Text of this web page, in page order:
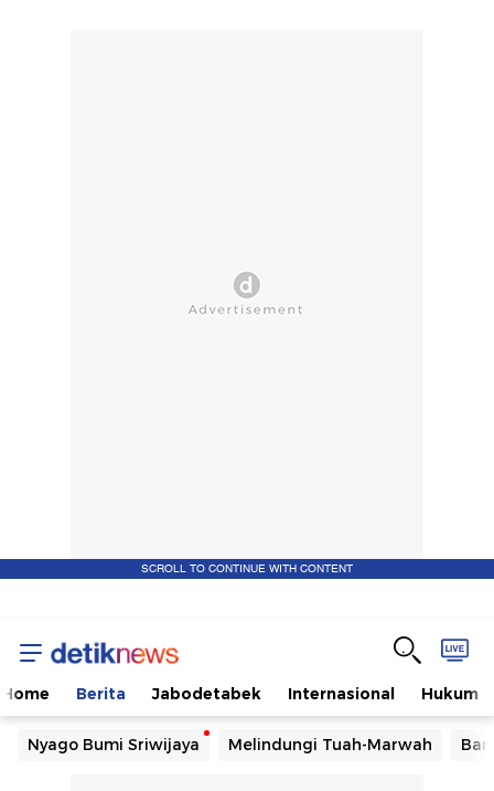
SCROLL TO CONTINUE WITH CONTENT
Home Berita Jabodetabek Internasional Hukum
Nyago Bumi Sriwijaya Melindungi Tuah-Marwah